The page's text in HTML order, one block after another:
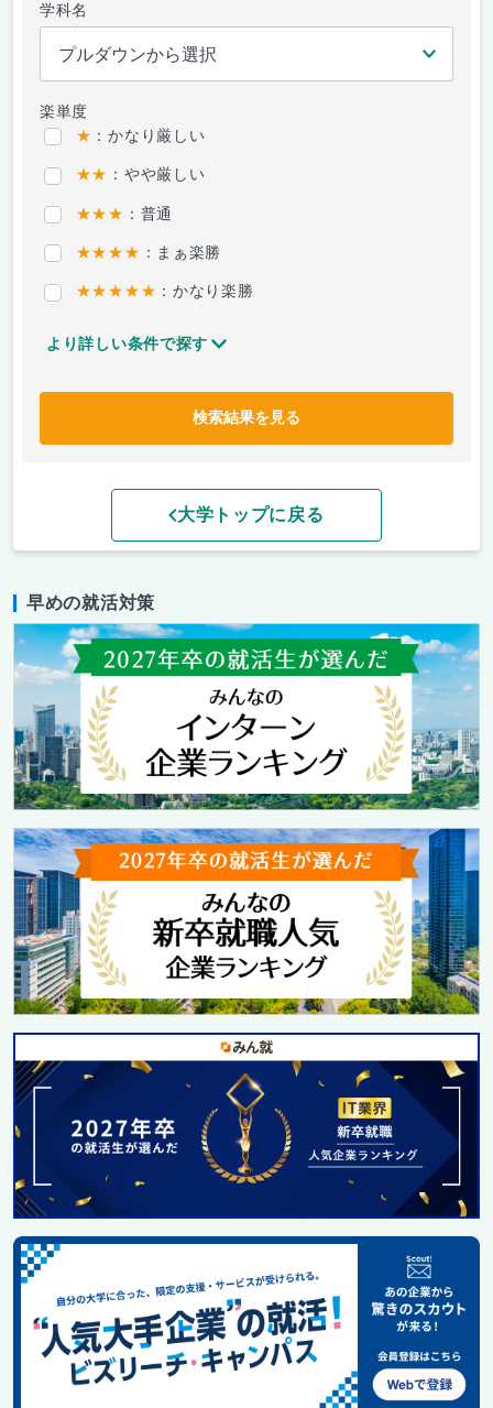
学科名
楽単度
★ ：かなり厳しい
★★ ：やや厳しい
★★★ ：普通
★★★★ ：まぁ楽勝
★★★★★ ：かなり楽勝
より詳しい条件で探す
検索結果を見る
大学トップに戻る
早めの就活対策